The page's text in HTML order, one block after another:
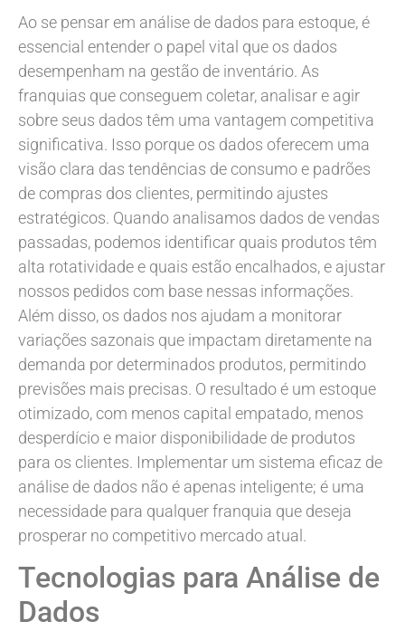
Ao se pensar em análise de dados para estoque, é
essencial entender o papel vital que os dados
desempenham na gestão de inventário. As
franquias que conseguem coletar, analisar e agir
sobre seus dados têm uma vantagem competitiva
significativa. Isso porque os dados oferecem uma
visão clara das tendências de consumo e padrões
de compras dos clientes, permitindo ajustes
estratégicos. Quando analisamos dados de vendas
passadas, podemos identificar quais produtos têm
alta rotatividade e quais estão encalhados, e ajustar
nossos pedidos com base nessas informações.
Além disso, os dados nos ajudam a monitorar
variações sazonais que impactam diretamente na
demanda por determinados produtos, permitindo
previsões mais precisas. O resultado é um estoque
otimizado, com menos capital empatado, menos
desperdício e maior disponibilidade de produtos
para os clientes. Implementar um sistema eficaz de
análise de dados não é apenas inteligente; é uma
necessidade para qualquer franquia que deseja
prosperar no competitivo mercado atual.
Tecnologias para Análise de
Dados